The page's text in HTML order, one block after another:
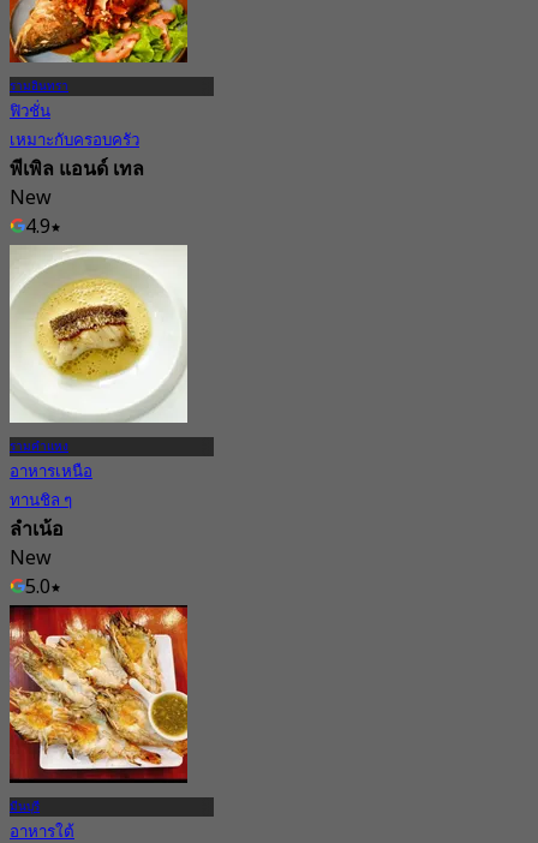
รามอินทรา
ฟิวชั่น
เหมาะกับครอบครัว
พีเพิล แอนด์ เทล
New
4.9
จาก฿ 372.5
รามคำแหง
อาหารเหนือ
ทานชิล ๆ
ลำเน้อ
New
5.0
จาก฿ 1,690
มีนบุรี
อาหารใต้